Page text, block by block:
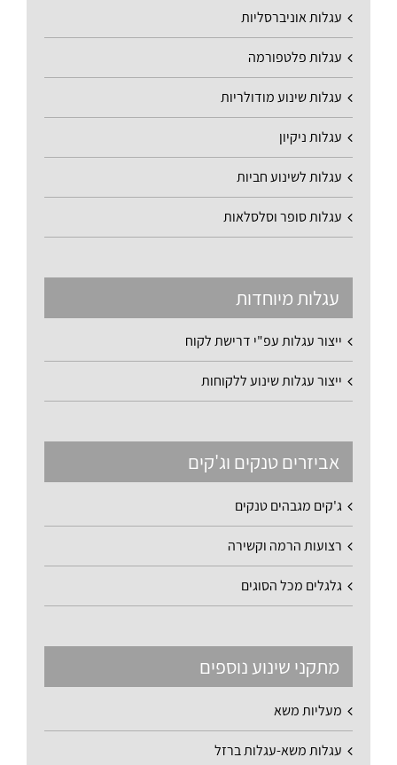
עגלות אוניברסליות
עגלות פלטפורמה
עגלות שינוע מודולריות
עגלות ניקיון
עגלות לשינוע חביות
עגלות סופר וסלסלאות
עגלות מיוחדות
ייצור עגלות עפ"י דרישת לקוח
ייצור עגלות שינוע ללקוחות
אביזרים טנקים וג'קים
ג'קים מגבהים טנקים
רצועות הרמה וקשירה
גלגלים מכל הסוגים
מתקני שינוע נוספים
מעליות משא
עגלות משא-עגלות ברזל